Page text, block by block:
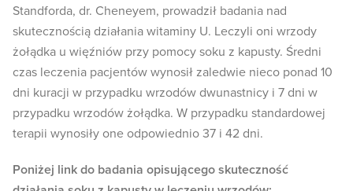
Standforda, dr. Cheneyem, prowadził badania nad
skutecznością działania witaminy U. Leczyli oni wrzody
żołądka u więźniów przy pomocy soku z kapusty. Średni
czas leczenia pacjentów wynosił zaledwie nieco ponad 10
dni kuracji w przypadku wrzodów dwunastnicy i 7 dni w
przypadku wrzodów żołądka. W przypadku standardowej
terapii wynosiły one odpowiednio 37 i 42 dni.
Poniżej link do badania opisującego skuteczność